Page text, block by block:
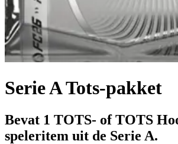
Serie A Tots-pakket
Bevat 1 TOTS- of TOTS
speleritem uit de Serie A.